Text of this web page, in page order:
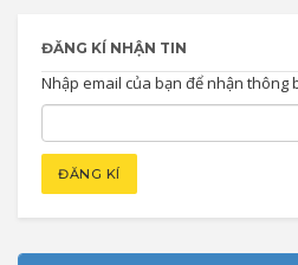
ĐĂNG KÍ NHẬN TIN
Nhập email của bạn để nhận thông